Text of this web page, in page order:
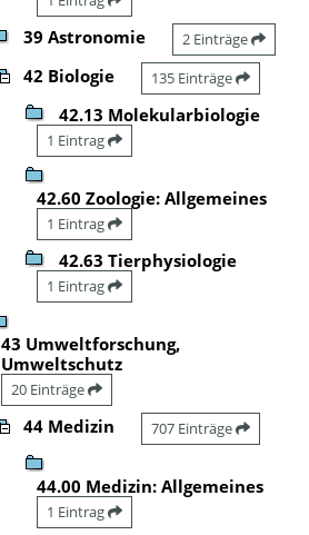
39 Astronomie 2 Einträge
42 Biologie 135 Einträge
42.13 Molekularbiologie
1 Eintrag
42.60 Zoologie: Allgemeines
1 Eintrag
42.63 Tierphysiologie
1 Eintrag
43 Umweltforschung,
Umweltschutz
20 Einträge
44 Medizin 707 Einträge
44.00 Medizin: Allgemeines
1 Eintrag